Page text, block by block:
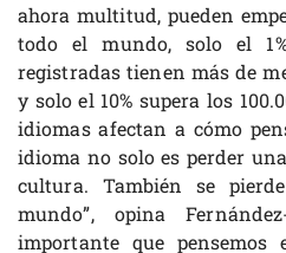
ahora multitud, pueden
todo el mundo, solo el
registradas tienen más de
y solo el 10% supera los
idiomas afectan a cómo
idioma no solo es perder
cultura. También se
mundo”, opina
importante que pensemos